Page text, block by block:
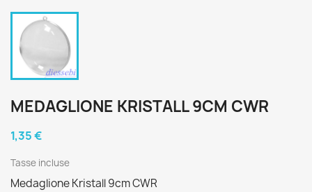
MEDAGLIONE KRISTALL 9CM CWR
1,35 €
Tasse incluse
Medaglione Kristall 9cm CWR